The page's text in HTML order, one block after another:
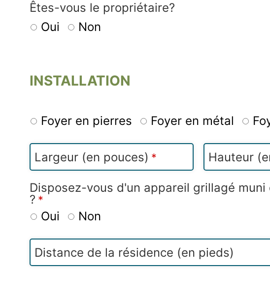
Êtes-vous le propriétaire?
Oui
Non
INSTALLATION
Foyer en pierres Foyer en métal
Largeur (en pouces) * Hauteur
Disposez-vous d'un appareil grillagé
? *
Oui Non
Distance de la résidence (en pieds)